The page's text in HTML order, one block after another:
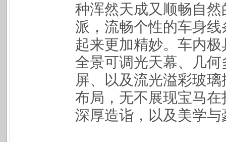
种浑然天成又顺畅自
派，流畅个性的车身
起来更加精妙。车内
全景可调光天幕、几
屏、以及流光溢彩玻
布局，无不展现宝马
深厚造诣，以及美学